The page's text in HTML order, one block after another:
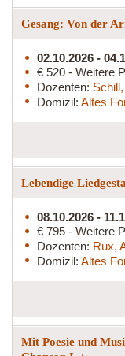
Gesang: Von der
02.10.2026 -
€ 520 - Weitere
Dozenten:
Domizil: Altes
Lebendige
08.10.2026 -
€ 795 - Weitere
Dozenten: Rux,
Domizil: Altes
Mit Poesie und